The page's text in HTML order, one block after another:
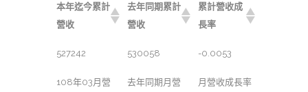
本年迄今累計
營收
去年同期累計
營收
累計營收成
長率
527242 530058 -0.0053
108年03月營
去年同期月營
月營收成長率